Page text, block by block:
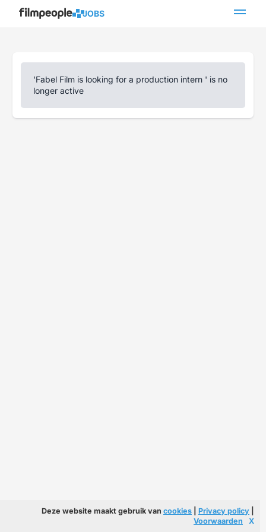
JOBS
'Fabel Film is looking for a production intern ' is no
longer active
Deze website maakt gebruik van cookies Privacy policy
Voorwaarden
X